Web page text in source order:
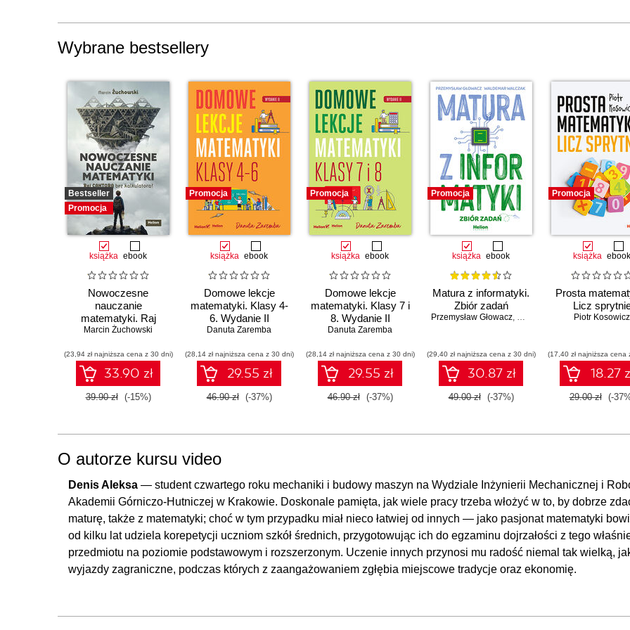
Wybrane bestsellery
Bestseller
Promocja
książka ebook
Nowoczesne
nauczanie
matematyki. Raj
Cantora bez
Marcin Żuchowski
(23,94 zł najniższa cena z 30 dni)
33.90 zł
39.90 zł (-15%)
Promocja
książka ebook
Domowe lekcje
matematyki. Klasy 4-
6. Wydanie II
Danuta Zaremba
(28,14 zł najniższa cena z 30 dni)
29.55 zł
46.90 zł (-37%)
Promocja
książka ebook
Domowe lekcje
matematyki. Klasy 7 i
8. Wydanie II
Danuta Zaremba
(28,14 zł najniższa cena z 30 dni)
29.55 zł
46.90 zł (-37%)
Promocja
książka ebook
Matura z informatyki.
Zbiór zadań
Przemysław Głowacz, Waldemar Walczak
(29,40 zł najniższa cena z 30 dni)
30.87 zł
49.00 zł (-37%)
Promocja
książka ebook
Prosta
Licz
Piotr Kosowicz
(17,40 zł najniższa cena
18.27
29.00 zł (-
O autorze kursu video
Denis Aleksa — student czwartego roku mechaniki i budowy maszyn na Wydziale Inżynierii Mechanicznej i
Akademii Górniczo-Hutniczej w Krakowie. Doskonale pamięta, jak wiele pracy trzeba włożyć w to, by dobrze
maturę, także z matematyki; choć w tym przypadku miał nieco łatwiej od innych — jako pasjonat matematyki
od kilku lat udziela korepetycji uczniom szkół średnich, przygotowując ich do egzaminu dojrzałości z tego
przedmiotu na poziomie podstawowym i rozszerzonym. Uczenie innych przynosi mu radość niemal tak wielką,
wyjazdy zagraniczne, podczas których z zaangażowaniem zgłębia miejscowe tradycje oraz ekonomię.